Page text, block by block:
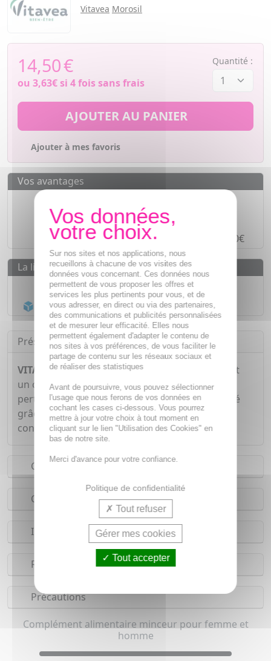
Vitavea Morosil
14,50€
ou 3,63€si 4 fois sans frais
Quantité :
AJOUTER AU PANIER
Ajouter à mes favoris
Vos avantages
Paiement en ligne SÉCURISÉ
Paiement en 4 fois sans frais à partir de 30€
La livraison
Livraison gratuite dès55€
Acheminement Chronopost en 24h*
Présentation
VITAVEA Minceur Boost Morosil x40 gélules
est
un complément alimentaire qui contribue à la
perte de poids dans le cadre d'un régime adapté
grâce à la présence de Kola. Le Thé vert aide à
contrôler le métabolisme des graisses.
Conseils d'utilisation
Composition
Indications
Réserves
Précautions
Complément alimentaire minceur pour femme et
homme
Sur nos sites et nos applications, nous
recueillons à chacune de vos visites des
données vous concernant. Ces données nous
permettent de vous proposer les offres et
services les plus pertinents pour vous, et de
vous adresser, en direct ou via des partenaires,
des communications et publicités personnalisées
et de mesurer leur efficacité. Elles nous
permettent également d'adapter le contenu de
nos sites à vos préférences, de vous faciliter le
partage de contenu sur les réseaux sociaux et
de réaliser des statistiques
Avant de poursuivre, vous pouvez sélectionner
l'usage que nous ferons de vos données en
cochant les cases ci-dessous. Vous pourrez
mettre à jour votre choix à tout moment en
cliquant sur le lien "Utilisation des Cookies" en
bas de notre site.
Merci d'avance pour votre confiance.
Politique de confidentialité
Tout refuser
Gérer mes cookies
Tout accepter